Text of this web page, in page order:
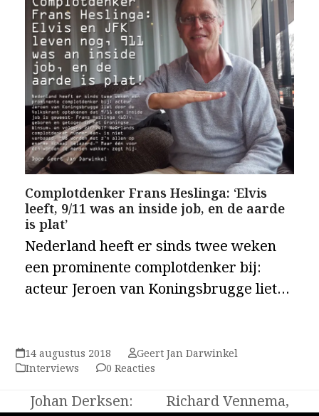
Complotdenker Frans Heslinga: ‘Elvis
leeft, 9/11 was an inside job, en de aarde
is plat’
Nederland heeft er sinds twee weken
een prominente complotdenker bij:
acteur Jeroen van Koningsbrugge liet…
14 augustus 2018
Geert Jan Darwinkel
Interviews
0 Reacties
Johan Derksen:
Richard Vennema,